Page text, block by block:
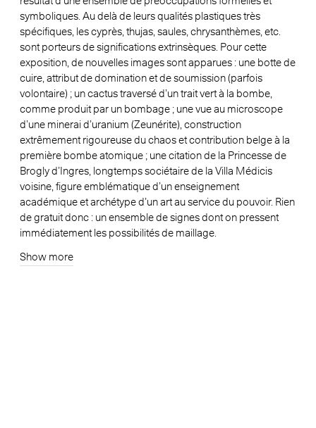
symboliques. Au delà de leurs qualités plastiques très
spécifiques, les cyprès, thujas, saules, chrysanthèmes, etc.
sont porteurs de significations extrinsèques. Pour cette
exposition, de nouvelles images sont apparues : une botte de
cuire, attribut de domination et de soumission (parfois
volontaire) ; un cactus traversé d’un trait vert à la bombe,
comme produit par un bombage ; une vue au microscope
d’une minerai d’uranium (Zeunérite), construction
extrêmement rigoureuse du chaos et contribution belge à la
première bombe atomique ; une citation de la Princesse de
Brogly d’Ingres, longtemps sociétaire de la Villa Médicis
voisine, figure emblématique d’un enseignement
académique et archétype d’un art au service du pouvoir. Rien
de gratuit donc : un ensemble de signes dont on pressent
immédiatement les possibilités de maillage.
Show more